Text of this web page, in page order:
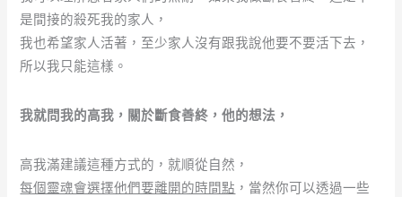
是間接的殺死我的家人，
我也希望家人活著，至少家人沒有跟我說他要不要活下去，
所以我只能這樣。
我就問我的高我，關於斷食善終，他的想法，
高我滿建議這種方式的，就順從自然，
每個靈魂會選擇他們要離開的時間點 ，當然你可以透過一些